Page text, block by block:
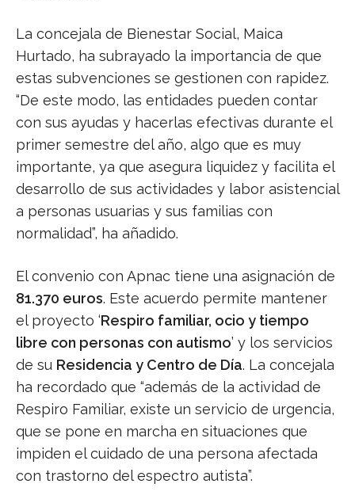
La concejala de Bienestar Social, Maica
Hurtado, ha subrayado la importancia de que
estas subvenciones se gestionen con rapidez.
“De este modo, las entidades pueden contar
con sus ayudas y hacerlas efectivas durante el
primer semestre del año, algo que es muy
importante, ya que asegura liquidez y facilita el
desarrollo de sus actividades y labor asistencial
a personas usuarias y sus familias con
normalidad”, ha añadido.
El convenio con Apnac tiene una asignación de
81.370 euros. Este acuerdo permite mantener
el proyecto ‘Respiro familiar, ocio y tiempo
libre con personas con autismo’ y los servicios
de su Residencia y Centro de Día. La concejala
ha recordado que “además de la actividad de
Respiro Familiar, existe un servicio de urgencia,
que se pone en marcha en situaciones que
impiden el cuidado de una persona afectada
con trastorno del espectro autista”.